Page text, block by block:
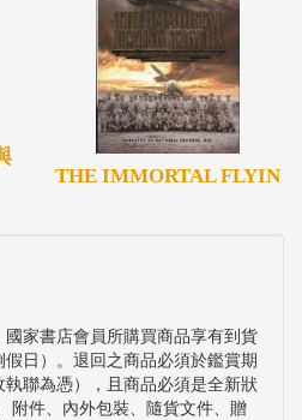
THE IMMORTAL FLYIN
家書店會員所購買商品享有到貨
日）。退回之商品必須於鑑賞期
執聯為憑），且商品必須是全新狀
附件、內外包裝、隨貨文件、贈